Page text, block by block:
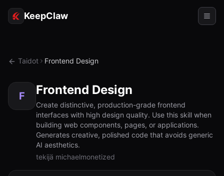
KeepClaw
Token-käyttö
Käyttökohteet
Hinnoittelu
RESURSSIT
Taidot Frontend Design
F Frontend Design
Create distinctive, production-grade frontend
interfaces with high design quality. Use this skill when
building web components, pages, or applications.
Generates creative, polished code that avoids generic
AI aesthetics.
tekijä michaelmonetized